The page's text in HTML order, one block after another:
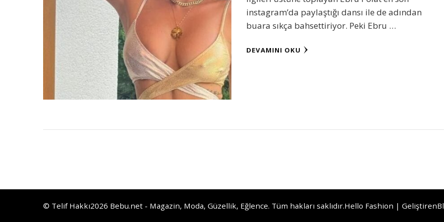
instagram’da paylaştığı dansı ile de adından
buara sıkça bahsettiriyor. Peki Ebru …
DEVAMINI OKU
© Telif Hakkı2026 Bebu.net - Magazin, Moda, Güzellik, Eğlence. Tüm hakları saklıdır.Hello Fashion | Geliştiren